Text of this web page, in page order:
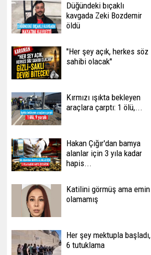
Düğündeki bıçaklı
kavgada Zeki Bozdemir
öldü
''Her şey açık, herkes söz
sahibi olacak''
Kırmızı ışıkta bekleyen
araçlara çarptı: 1 ölü,...
Hakan Çığır'dan bamya
alanlar için 3 yıla kadar
hapis...
Katilini görmüş ama emin
olamamış
Her şey mektupla başladı,
6 tutuklama